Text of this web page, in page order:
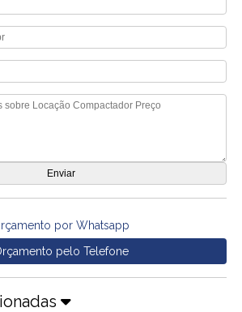
por Whatsapp
pelo Telefone